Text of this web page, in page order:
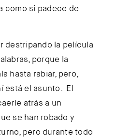
como si padece de
destripando la película
porque la
hasta rabiar, pero,
está el asunto. El
atrás a un
se han robado y
pero durante todo